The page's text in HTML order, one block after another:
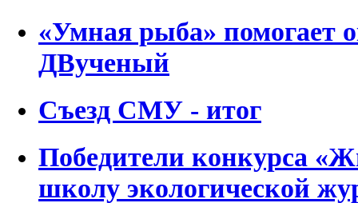
«Умная рыба» помогает
ДВученый
Съезд СМУ - итог
Победители конкурса
школу экологической